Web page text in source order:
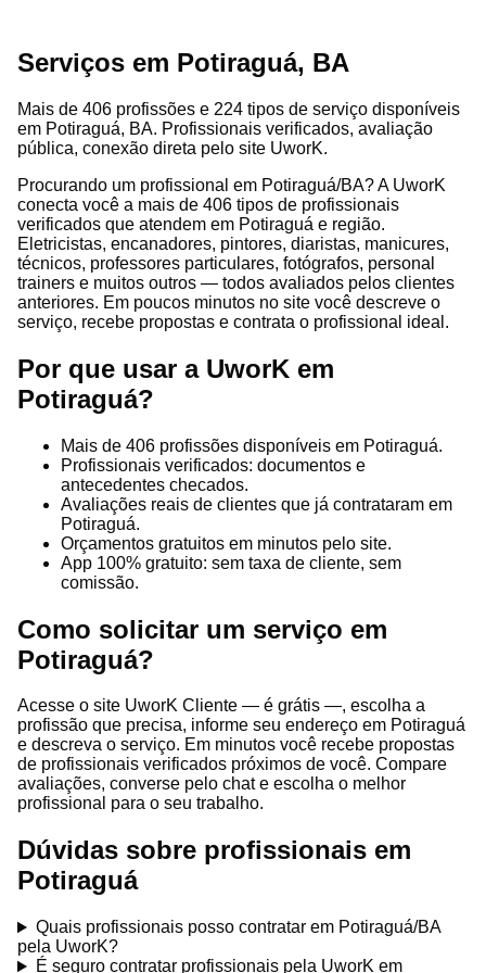
Serviços em Potiraguá, BA
Mais de 406 profissões e 224 tipos de serviço disponíveis
em Potiraguá, BA. Profissionais verificados, avaliação
pública, conexão direta pelo site UworK.
Procurando um profissional em Potiraguá/BA? A UworK
conecta você a mais de 406 tipos de profissionais
verificados que atendem em Potiraguá e região.
Eletricistas, encanadores, pintores, diaristas, manicures,
técnicos, professores particulares, fotógrafos, personal
trainers e muitos outros — todos avaliados pelos clientes
anteriores. Em poucos minutos no site você descreve o
serviço, recebe propostas e contrata o profissional ideal.
Por que usar a UworK em
Potiraguá?
Mais de 406 profissões disponíveis em Potiraguá.
Profissionais verificados: documentos e
antecedentes checados.
Avaliações reais de clientes que já contrataram em
Potiraguá.
Orçamentos gratuitos em minutos pelo site.
App 100% gratuito: sem taxa de cliente, sem
comissão.
Como solicitar um serviço em
Potiraguá?
Acesse o site UworK Cliente — é grátis —, escolha a
profissão que precisa, informe seu endereço em Potiraguá
e descreva o serviço. Em minutos você recebe propostas
de profissionais verificados próximos de você. Compare
avaliações, converse pelo chat e escolha o melhor
profissional para o seu trabalho.
Dúvidas sobre profissionais em
Potiraguá
Quais profissionais posso contratar em Potiraguá/BA
pela UworK?
É seguro contratar profissionais pela UworK em